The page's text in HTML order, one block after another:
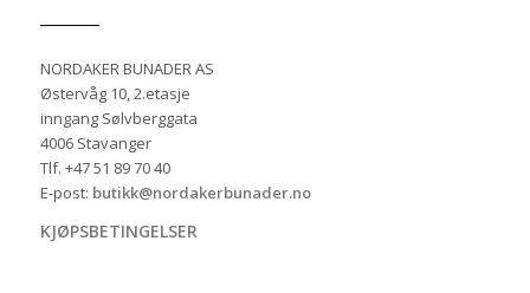
NORDAKER BUNADER AS
Østervåg 10, 2.etasje
inngang Sølvberggata
4006 Stavanger
Tlf. +47 51 89 70 40
E-post: butikk@nordakerbunader.no
KJØPSBETINGELSER